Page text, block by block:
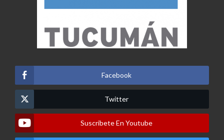
Facebook
Twitter
Suscribete En Youtube